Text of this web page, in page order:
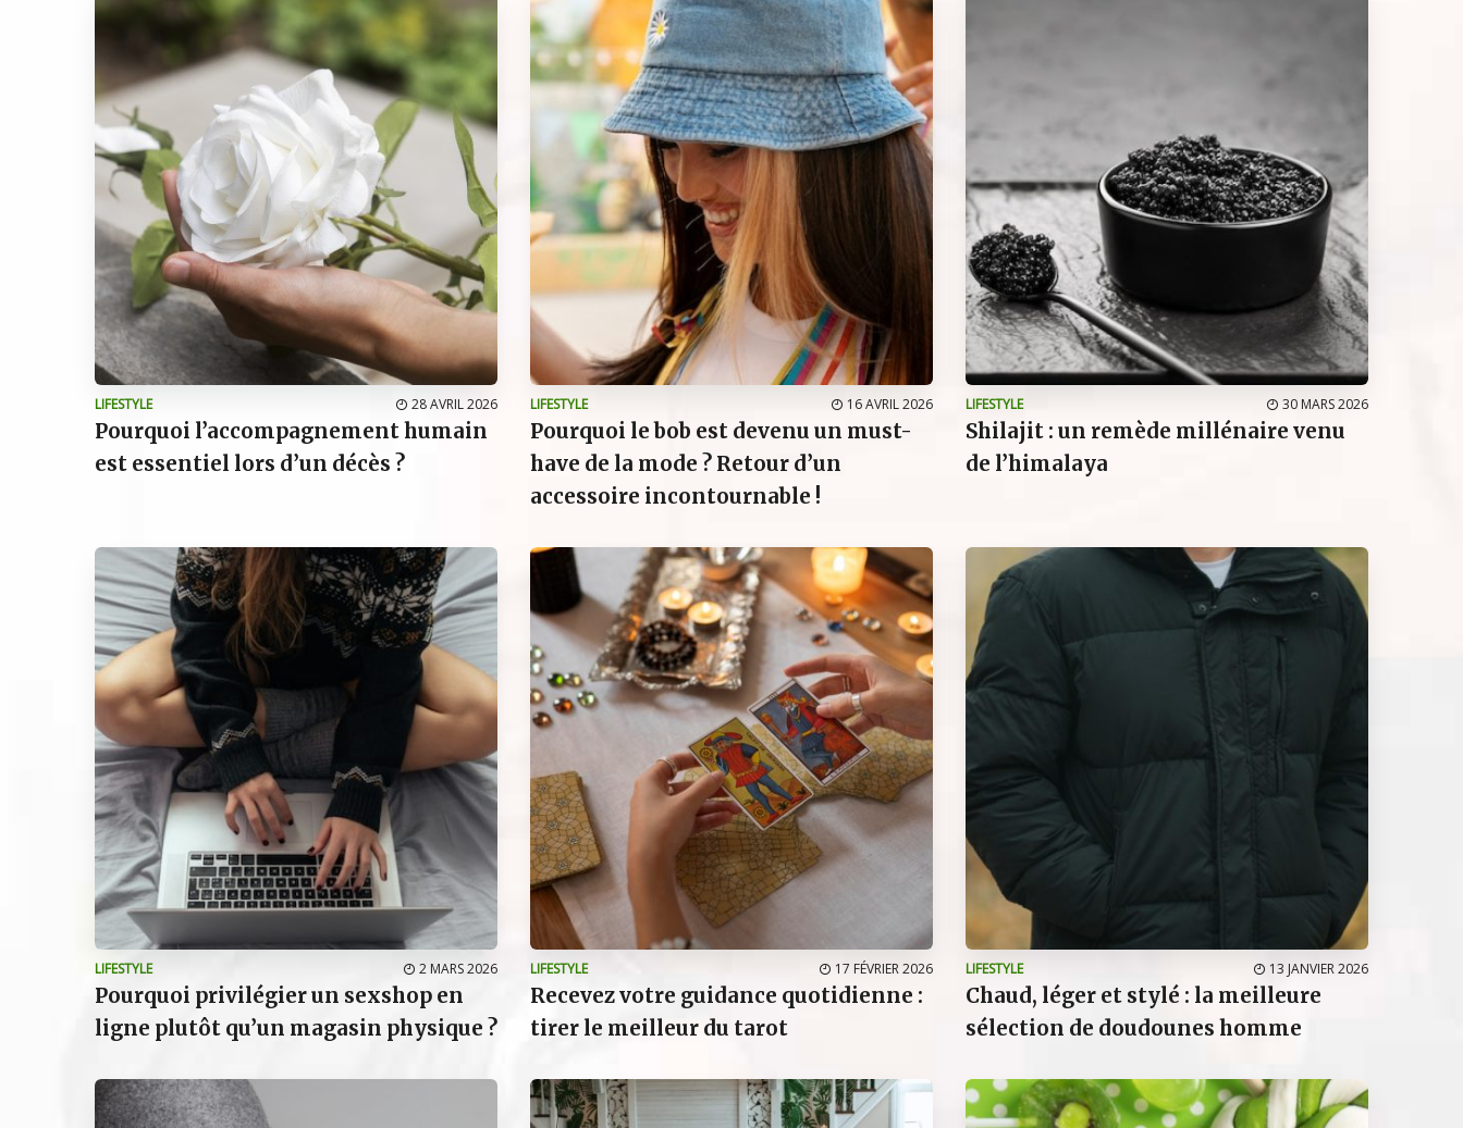
LIFESTYLE 28 AVRIL 2026
Pourquoi l’accompagnement humain
est essentiel lors d’un décès ?
LIFESTYLE 16 AVRIL 2026
Pourquoi le bob est devenu un must-
have de la mode ? Retour d’un
accessoire incontournable !
LIFESTYLE 30 MARS 2026
Shilajit : un remède millénaire venu
de l’himalaya
LIFESTYLE 2 MARS 2026
Pourquoi privilégier un sexshop en
ligne plutôt qu’un magasin physique ?
LIFESTYLE 17 FÉVRIER 2026
Recevez votre guidance quotidienne :
tirer le meilleur du tarot
LIFESTYLE 13 JANVIER 2026
Chaud, léger et stylé : la meilleure
sélection de doudounes homme